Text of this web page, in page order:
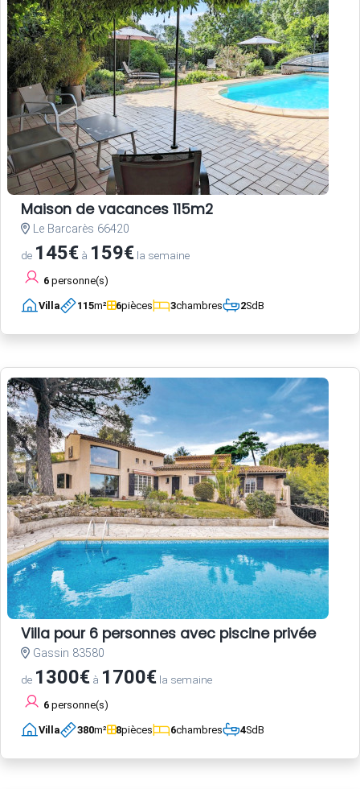
Maison de vacances 115m2
Le Barcarès 66420
de 145€ à 159€ la semaine
6 personne(s)
Villa 115m² 6pièces 3chambres 2SdB
Villa pour 6 personnes avec piscine privée
Gassin 83580
de 1300€ à 1700€ la semaine
6 personne(s)
Villa 380m² 8pièces 6chambres 4SdB